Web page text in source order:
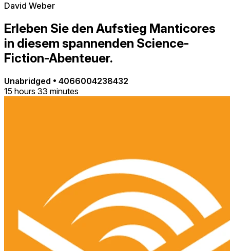
David Weber
Erleben Sie den Aufstieg Manticores
in diesem spannenden Science-
Fiction-Abenteuer.
Unabridged • 4066004238432
15 hours 33 minutes